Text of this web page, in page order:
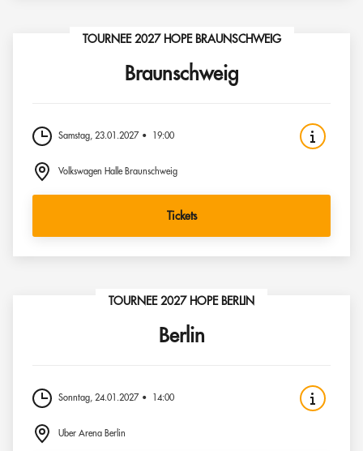
TOURNEE 2027 HOPE BRAUNSCHWEIG
Braunschweig
Samstag, 23.01.2027 19:00
Volkswagen Halle Braunschweig
Tickets
TOURNEE 2027 HOPE BERLIN
Berlin
Sonntag, 24.01.2027 14:00
Uber Arena Berlin